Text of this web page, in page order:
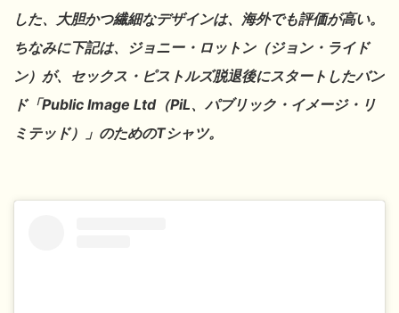
した、大胆かつ繊細なデザインは、海外でも評価が高い。
ちなみに下記は、ジョニー・ロットン（ジョン・ライド
ン）が、セックス・ピストルズ脱退後にスタートしたバン
ド「Public Image Ltd（PiL、パブリック・イメージ・リ
ミテッド）」のためのTシャツ。